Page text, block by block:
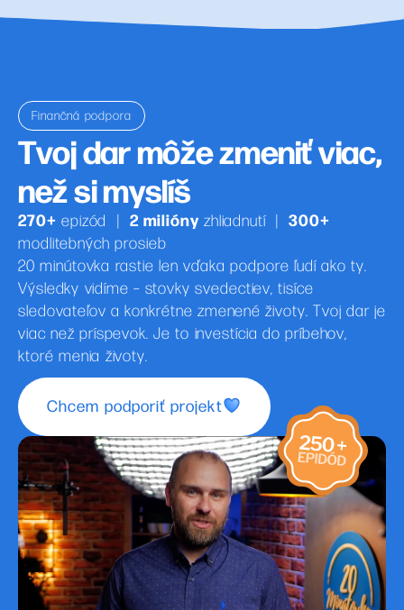
Finančná podpora
Tvoj dar môže zmeniť viac,
než si myslíš
270+ epizód | 2 milióny zhliadnutí | 300+
modlitebných prosieb
20 minútovka rastie len vďaka podpore ľudí ako ty.
Výsledky vidíme – stovky svedectiev, tisíce
sledovateľov a konkrétne zmenené životy. Tvoj dar je
viac než príspevok. Je to investícia do príbehov,
ktoré menia životy.
Chcem podporiť projekt